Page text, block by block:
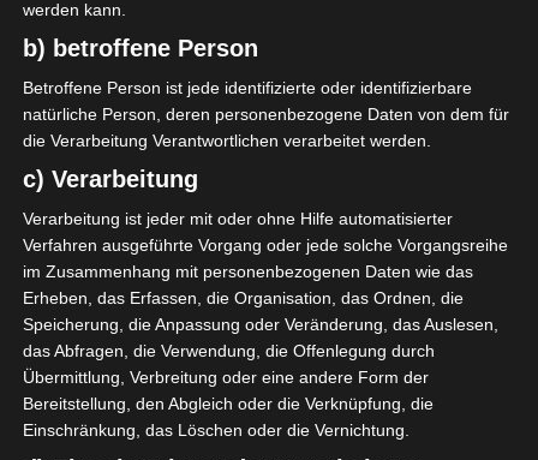
LIGEN
Tunesien: Verteilung der
Verantwortlichkeiten innerhalb
des FTF-Bundesbüros
1. Februar 2025 Platzwart 1029 Views Vorstand
Der tunesische Fußballverband (FTF) hat am Samstag
die Verteilung der Verantwortlichkeiten innerhalb des
neu gewählten Bundesbüros bekannt gegeben.
Mehr lesen
werden kann.
b) betroffene Person
Betroffene Person ist jede identifizierte oder identifizierbare
natürliche Person, deren personenbezogene Daten von dem für
die Verarbeitung Verantwortlichen verarbeitet werden.
c) Verarbeitung
Verarbeitung ist jeder mit oder ohne Hilfe automatisierter
Verfahren ausgeführte Vorgang oder jede solche Vorgangsreihe
im Zusammenhang mit personenbezogenen Daten wie das
Erheben, das Erfassen, die Organisation, das Ordnen, die
Speicherung, die Anpassung oder Veränderung, das Auslesen,
das Abfragen, die Verwendung, die Offenlegung durch
Übermittlung, Verbreitung oder eine andere Form der
Bereitstellung, den Abgleich oder die Verknüpfung, die
Einschränkung, das Löschen oder die Vernichtung.